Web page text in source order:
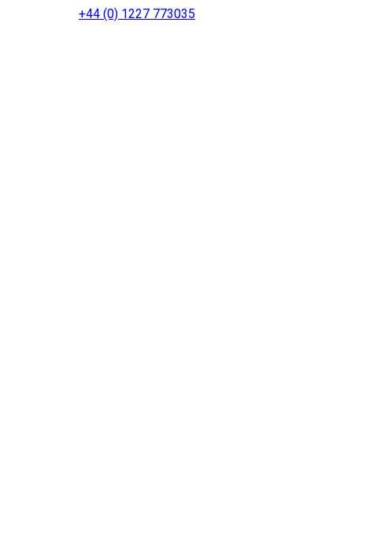
+44 (0) 1227 773035